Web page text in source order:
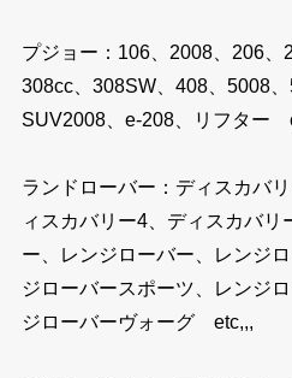
プジョー：106、2008、206、
308cc、308SW、408、5008、
SUV2008、e-208、リフター
ランドローバー：ディスカバ
ィスカバリー4、ディスカバリ
ー、レンジローバー、レンジ
ジローバースポーツ、レンジ
ジローバーヴォーグ etc,,,